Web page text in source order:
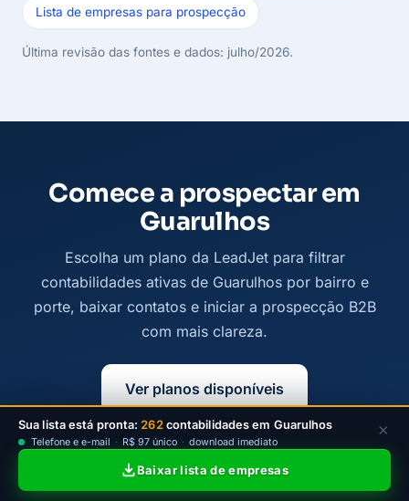
Lista de empresas para prospecção
Última revisão das fontes e dados: julho/2026.
Comece a prospectar em
Guarulhos
Escolha um plano da LeadJet para filtrar
contabilidades ativas de Guarulhos por bairro e
porte, baixar contatos e iniciar a prospecção B2B
com mais clareza.
Ver planos disponíveis
Sua lista está pronta: 262contabilidades em Guarulhos
Telefone e e-mail · R$ 97 único · download imediato
Baixar lista de empresas
×